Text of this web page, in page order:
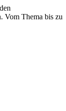
Vom Thema bis zu